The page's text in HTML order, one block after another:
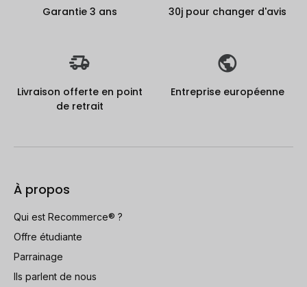
Garantie 3 ans 30j pour changer d'avis
Livraison offerte en point
de retrait
Entreprise européenne
À propos
Qui est Recommerce® ?
Offre étudiante
Parrainage
Ils parlent de nous